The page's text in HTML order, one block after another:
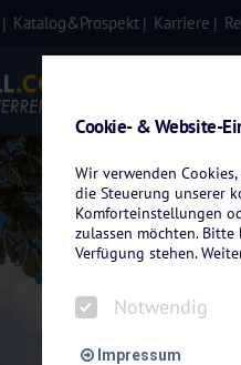
Katalog&Prospekt Karriere
Cookie- & Website-
Wir verwenden
die Steuerung unserer
Komforteinstellungen
zulassen möchten.
Verfügung stehen.
Notwendig
Impressum